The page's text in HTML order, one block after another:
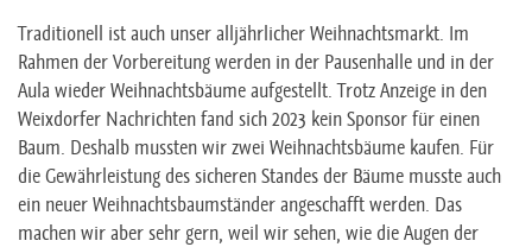
Traditionell ist auch unser alljährlicher Weihnachtsmarkt. Im
Rahmen der Vorbereitung werden in der Pausenhalle und in der
Aula wieder Weihnachtsbäume aufgestellt. Trotz Anzeige in den
Weixdorfer Nachrichten fand sich 2023 kein Sponsor für einen
Baum. Deshalb mussten wir zwei Weihnachtsbäume kaufen. Für
die Gewährleistung des sicheren Standes der Bäume musste auch
ein neuer Weihnachtsbaumständer angeschafft werden. Das
machen wir aber sehr gern, weil wir sehen, wie die Augen der